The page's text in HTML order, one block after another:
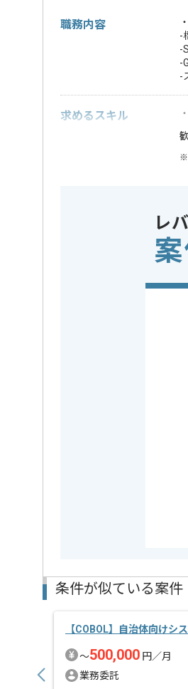
職務内容
-
-
-
-
求めるスキル
※
この案件のポイント
SQL経験が2年以上ある
レ
条件が似ている案件
【COBOL】自治体向けシ
〜500,000 円／月
業務委託